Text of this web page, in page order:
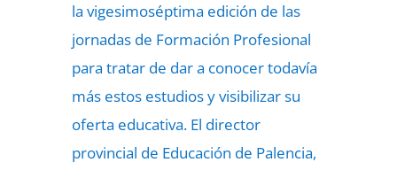
la vigesimoséptima edición de las
jornadas de Formación Profesional
para tratar de dar a conocer todavía
más estos estudios y visibilizar su
oferta educativa. El director
provincial de Educación de Palencia,